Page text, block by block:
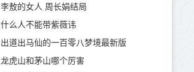
李敖的女人 周长娟结局
什么人不能带紫薇讳
出道出马仙的一百零八梦境最新版
龙虎山和茅山哪个厉害